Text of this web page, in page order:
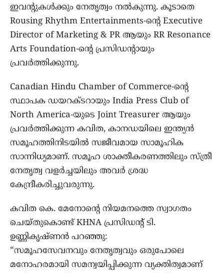
ഇവന്റുകൾക്കും നേതൃത്വം നൽകുന്നു. കൂടാതെ
Rousing Rhythm Entertainments-ന്റെ Executive
Director of Marketing & PR ആയും RR Resonance
Arts Foundation-ന്റെ പ്രസിഡന്റായും
പ്രവർത്തിക്കുന്നു.
Canadian Hindu Chamber of Commerce-ന്റെ
സ്ഥാപക ഡയറക്ടറായും India Press Club of
North America-യുടെ Joint Treasurer ആയും
പ്രവർത്തിക്കുന്ന കവിത, കാനഡയിലെ ഇന്ത്യൻ
സമൂഹത്തിനിടയിൽ സജീവമായ സാമൂഹിക
സാന്നിധ്യമാണ്. സമൂഹ ശാക്തീകരണത്തിലും സ്ത്രീ
നേതൃത്വ വളർച്ചയിലും അവർ ശ്രദ്ധ
കേന്ദ്രീകരിച്ചുവരുന്നു.
കവിത കെ. മേനോന്റെ നിയമനത്തെ സ്വാഗതം
ചെയ്തുകൊണ്ട് KHNA പ്രസിഡന്റ് ടി.
ഉണ്ണികൃഷ്ണൻ പറഞ്ഞു:
“സമൂഹസേവനവും നേതൃത്വവും ഒരുപോലെ
മനോഹരമായി സമന്വയിപ്പിക്കുന്ന വ്യക്തിത്വമാണ്